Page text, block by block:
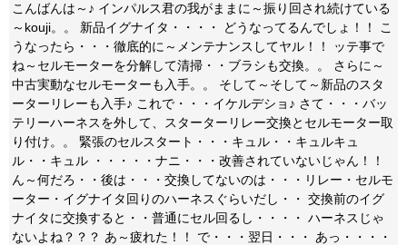
こんばんは～♪ インパルス君の我がままに～振り回され続けている
～kouji。。 新品イグナイタ・・・・ どうなってるんでしょ！！ こ
うなったら・・・徹底的に～メンテナンスしてヤル！！ ッテ事で
ね～セルモーターを分解して清掃・・ブラシも交換。。 さらに～
中古実動なセルモーターも入手。。 そして～そして～新品のスタ
ーターリレーも入手♪ これで・・・イケルデショ♪ さて・・・バッ
テリーハーネスを外して、スターターリレー交換とセルモーター取
り付け。。 緊張のセルスタート・・・キュル・・キュルキュ
ル・・キュル ・・・・・ナニ・・・改善されていないじゃん！！
ん～何だろ・・後は・・・交換してないのは・・・リレー・セルモ
ーター・イグナイタ回りのハーネスぐらいだし・・ 交換前のイグ
ナイタに交換すると・・普通にセル回るし・・・・ ハーネスじゃ
ないよね？？？ あ～疲れた！！ で・・・翌日・・・ あっ・・・・